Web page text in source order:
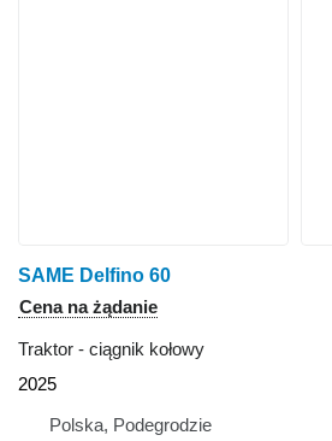
SAME Delfino 60
Cena na żądanie
Traktor - ciągnik kołowy
2025
Polska, Podegrodzie